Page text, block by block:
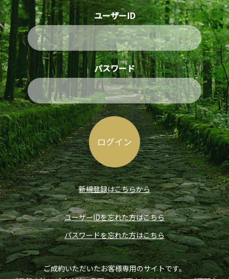
ユーザーID
パスワード
新規登録はこちらから
ユーザーIDを忘れた方はこちら
パスワードを忘れた方はこちら
ご成約いただいたお客様専用のサイトです。